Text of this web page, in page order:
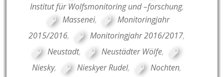
Institut für Wolfsmonitoring und –forschung,
Massenei,
Monitoringjahr
2015/2016, Monitoringjahr 2016/2017,
Neustadt, Neustädter Wölfe,
Niesky, Nieskyer Rudel, Nochten,